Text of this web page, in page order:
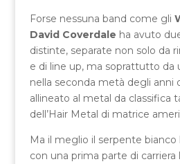
Forse nessuna band come gli
David Coverdale ha avuto
distinte, separate non solo da
e di line up, ma soprattutto da
nella seconda metà degli anni
allineato al metal da classifica
dell’Hair Metal di matrice
Ma il meglio il serpente bianco
con una prima parte di carriera